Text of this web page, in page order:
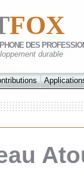
FOX
DES
durable